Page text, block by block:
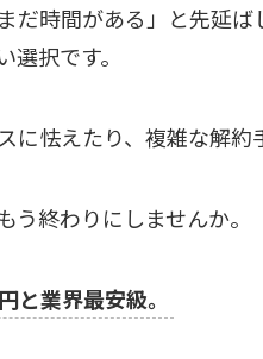
だ時間がある」と先延
択です。
に怯えたり、複雑な解約
う終わりにしませんか。
と業界最安級。